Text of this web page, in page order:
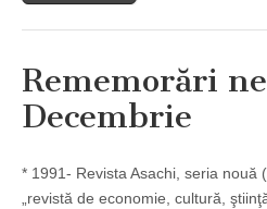
Rememorări
Decembrie
* 1991- Revista Asachi, seria nouă
„revistă de economie, cultură,